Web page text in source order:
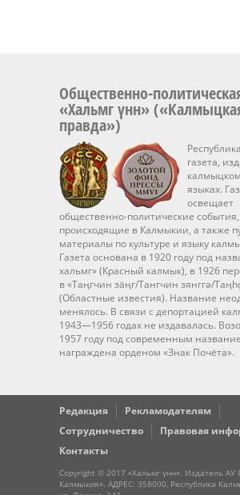
Общественно-
«Хальмг үнн»
правда»)
газета,
языках.
освещает
общественно-политические события,
происходящие в Калмыкии, а также
материалы по культуре и языку
Газета основана в 1920 году под
хальмг» (Красный калмык), в 1926
в «Таңгчин зäңг/Тангчин зянггә/
(Областные известия). Название
менялось. В связи с депортацией
1943—1956 годах не издавалась.
1957 году под современным
награждена орденом «Знак Почёта».
Редакция
Рекламодателям
Сотрудничество
Правовая
Контакты
Copyright © 2017 «Хальмг үнн». Издатель АУ
Калмыкия». АДРЕС: 358000, Республика